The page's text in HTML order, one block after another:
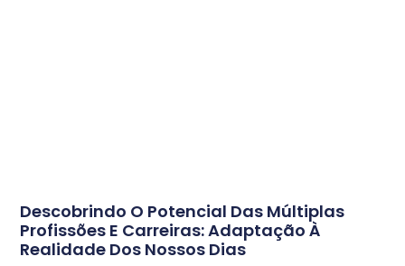
Descobrindo O Potencial Das Múltiplas
Profissões E Carreiras: Adaptação À
Realidade Dos Nossos Dias